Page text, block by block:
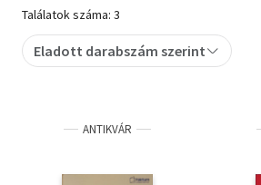
Művészet
Szakkönyv
Tankönyv, segédkönyv
Társadalomtudomány
Találatok száma: 3
Eladott darabszám szerint
ANTIKVÁR